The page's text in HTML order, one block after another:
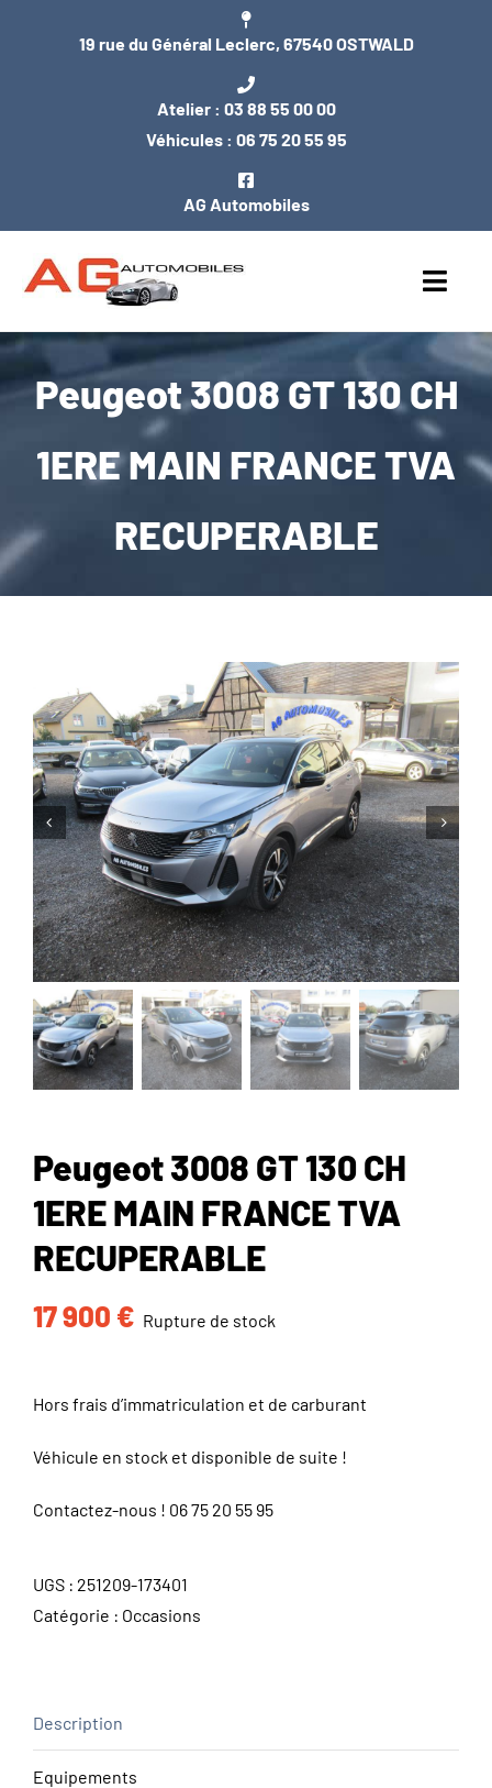
19 rue du Général Leclerc, 67540 OSTWALD
Atelier : 03 88 55 00 00
Véhicules : 06 75 20 55 95
AG Automobiles
ACCUEIL
NOS VÉHICULES
ENTRETIEN / MÉCANIQUE
CARROSSERIE / VITRAGE
Peugeot 3008 GT 130 CH
1ERE MAIN FRANCE TVA
RECUPERABLE
Peugeot 3008 GT 130 CH
1ERE MAIN FRANCE TVA
RECUPERABLE
17 900 € Rupture de stock
Hors frais d’immatriculation et de carburant
Véhicule en stock et disponible de suite !
Contactez-nous ! 06 75 20 55 95
UGS : 251209-173401
Catégorie : Occasions
Description
Equipements